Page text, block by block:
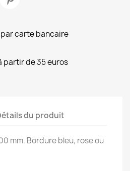
carte bancaire
partir de 35 euros
du produit
mm. Bordure bleu, rose ou